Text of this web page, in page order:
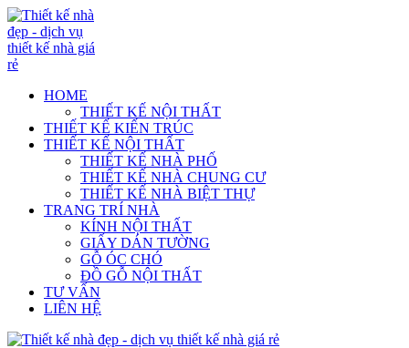
HOME
THIẾT KẾ NỘI THẤT
THIẾT KẾ KIẾN TRÚC
THIẾT KẾ NỘI THẤT
THIẾT KẾ NHÀ PHỐ
THIẾT KẾ NHÀ CHUNG CƯ
THIẾT KẾ NHÀ BIỆT THỰ
TRANG TRÍ NHÀ
KÍNH NỘI THẤT
GIẤY DÁN TƯỜNG
GỖ ÓC CHÓ
ĐỒ GỖ NỘI THẤT
TƯ VẤN
LIÊN HỆ